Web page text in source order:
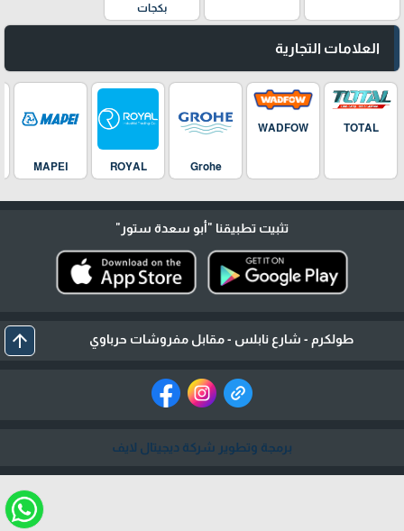
بكجات
العلامات التجارية
TOTAL
WADFOW
Grohe
ROYAL
MAPEI
تثبيت تطبيقنا "أبو سعدة ستور"
طولكرم - شارع نابلس - مقابل مفروشات حرباوي arrow_upward
برمجة وتطوير شركة ديجيتال لايف